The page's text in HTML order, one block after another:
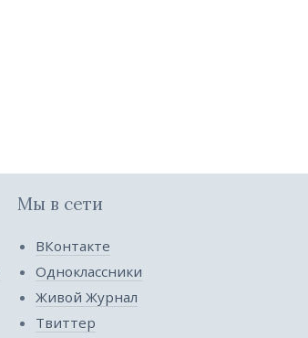
Мы в сети
ВКонтакте
Одноклассники
Живой Журнал
Твиттер